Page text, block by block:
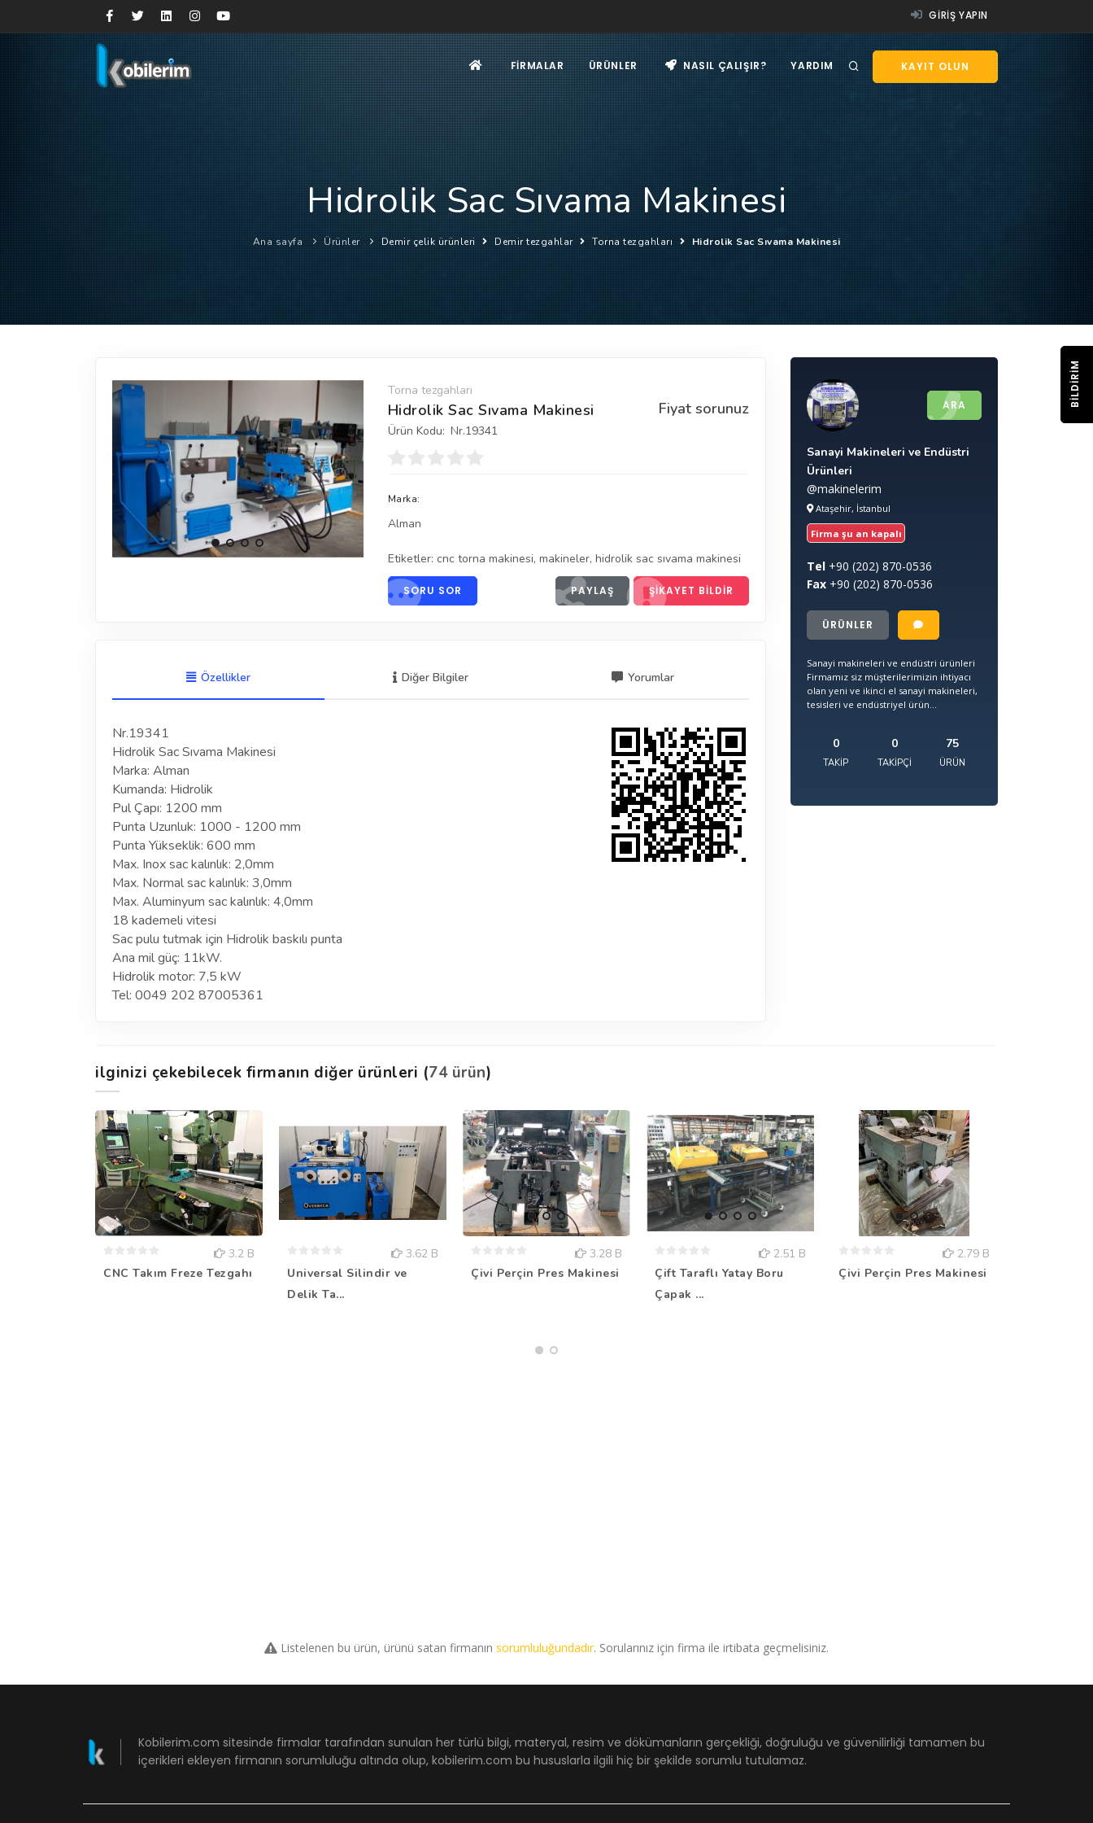
GIRIŞ YAPIN
KAYIT OLUN
FIRMALAR ÜRÜNLER NASIL ÇALIŞIR? YARDIM
Hidrolik Sac Sıvama Makinesi
Ana sayfa Ürünler Demir çelik ürünleri Demir tezgahlar Torna tezgahları Hidrolik Sac Sıvama Makinesi
Torna tezgahları
Fiyat sorunuz
Hidrolik Sac Sıvama Makinesi
Ürün Kodu: Nr.19341
Marka:
Alman
Etiketler: cnc torna makinesi, makineler, hidrolik sac sıvama makinesi
SORU SOR PAYLAŞ ŞIKAYET BILDIR
Özellikler Diğer Bilgiler Yorumlar
Nr.19341
Hidrolik Sac Sıvama Makinesi
Marka: Alman
Kumanda: Hidrolik
Pul Çapı: 1200 mm
Punta Uzunluk: 1000 - 1200 mm
Punta Yükseklik: 600 mm
Max. Inox sac kalınlık: 2,0mm
Max. Normal sac kalınlık: 3,0mm
Max. Aluminyum sac kalınlık: 4,0mm
18 kademeli vitesi
Sac pulu tutmak için Hidrolik baskılı punta
Ana mil güç: 11kW.
Hidrolik motor: 7,5 kW
Tel: 0049 202 87005361
ARA
Sanayi Makineleri ve Endüstri
Ürünleri
@makinelerim
Ataşehir, İstanbul
Firma şu an kapalı
Tel +90 (202) 870-0536
Fax +90 (202) 870-0536
ÜRÜNLER
Sanayi makineleri ve endüstri ürünleri
Firmamız siz müşterilerimizin ihtiyacı
olan yeni ve ikinci el sanayi makineleri,
tesisleri ve endüstriyel ürün...
0
TAKIP
0
TAKIPÇI
75
ÜRÜN
ilginizi çekebilecek firmanın diğer ürünleri (74 ürün)
3.2 B
CNC Takım Freze Tezgahı
3.62 B
Universal Silindir ve
Delik Ta...
3.28 B
Çivi Perçin Pres Makinesi
2.51 B
Çift Taraflı Yatay Boru
Çapak ...
2.79 B
Çivi Perçin Pres Makinesi
Listelenen bu ürün, ürünü satan firmanın sorumluluğundadır. Sorularınız için firma ile irtibata geçmelisiniz.
Kobilerim.com sitesinde firmalar tarafından sunulan her türlü bilgi, materyal, resim ve dökümanların gerçekliği, doğruluğu ve güvenilirliği tamamen bu
içerikleri ekleyen firmanın sorumluluğu altında olup, kobilerim.com bu hususlarla ilgili hiç bir şekilde sorumlu tutulamaz.
BILDIRIM